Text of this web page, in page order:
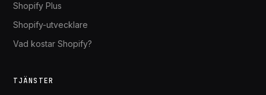
Shopify Plus
Shopify-utvecklare
Vad kostar Shopify?
TJÄNSTER